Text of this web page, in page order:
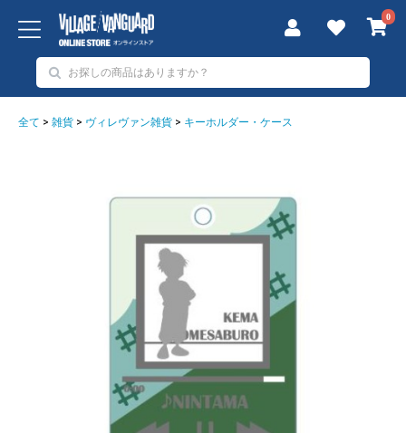
0
全て > 雑貨 > ヴィレヴァン雑貨 > キーホルダー・ケース